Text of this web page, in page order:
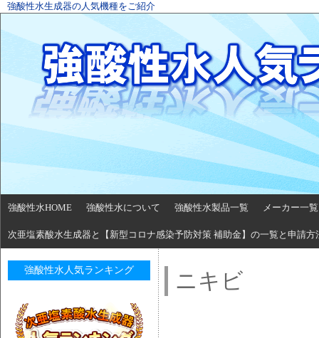
強酸性水生成器の人気機種をご紹介
強酸性水HOME 強酸性水について 強酸性水製品一覧 メーカー一覧
次亜塩素酸水生成器と【新型コロナ感染予防対策 補助金】の一覧と申請方
強酸性水人気ランキング ニキビ